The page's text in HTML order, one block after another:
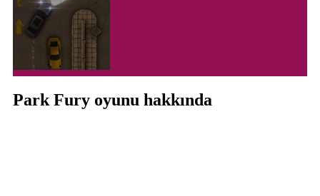
Park Fury oyunu hakkında